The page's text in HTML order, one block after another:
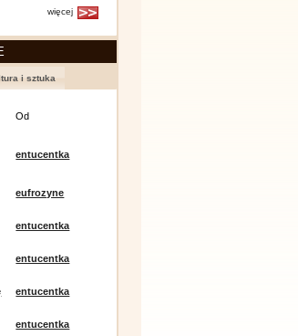
więcej
i sztuka
Od
entucentka
eufrozyne
entucentka
entucentka
entucentka
entucentka